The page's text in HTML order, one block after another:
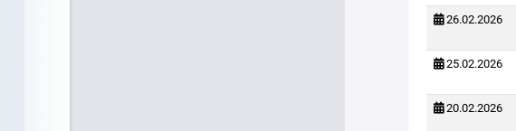
26.02.2026
25.02.2026
20.02.2026